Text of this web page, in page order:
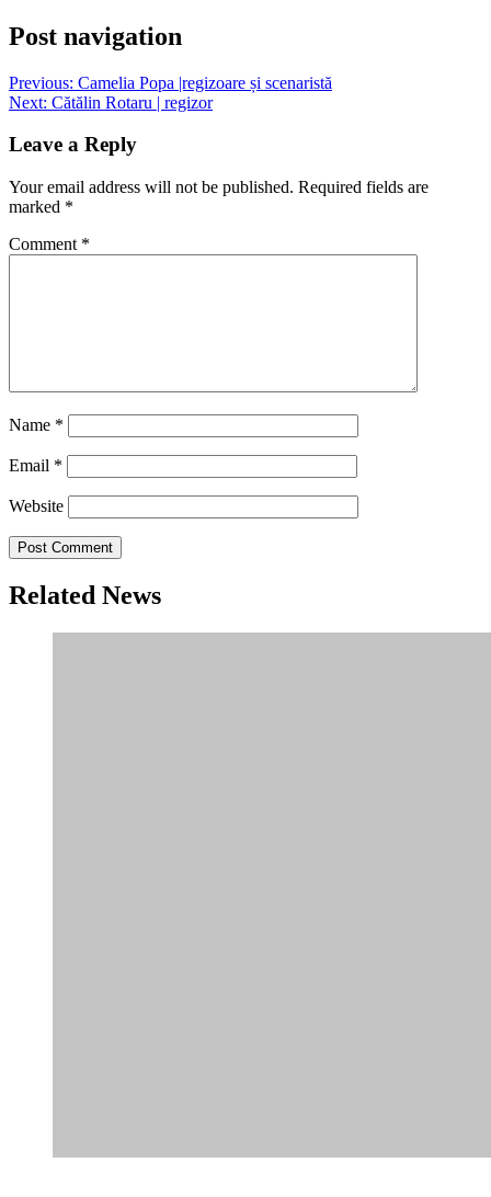
Post navigation
Previous: Camelia Popa |regizoare și scenaristă
Next: Cătălin Rotaru | regizor
Leave a Reply
Your email address will not be published. Required fields are
marked *
Comment *
Name *
Email *
Website
Related News